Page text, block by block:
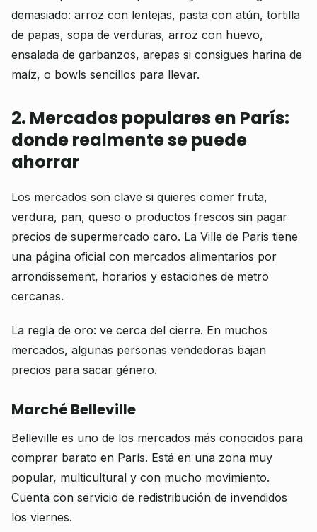
demasiado: arroz con lentejas, pasta con atún, tortilla
de papas, sopa de verduras, arroz con huevo,
ensalada de garbanzos, arepas si consigues harina de
maíz, o bowls sencillos para llevar.
2. Mercados populares en París:
donde realmente se puede
ahorrar
Los mercados son clave si quieres comer fruta,
verdura, pan, queso o productos frescos sin pagar
precios de supermercado caro. La Ville de Paris tiene
una página oficial con mercados alimentarios por
arrondissement, horarios y estaciones de metro
cercanas.
La regla de oro: ve cerca del cierre. En muchos
mercados, algunas personas vendedoras bajan
precios para sacar género.
Marché Belleville
Belleville es uno de los mercados más conocidos para
comprar barato en París. Está en una zona muy
popular, multicultural y con mucho movimiento.
Cuenta con servicio de redistribución de invendidos
los viernes.